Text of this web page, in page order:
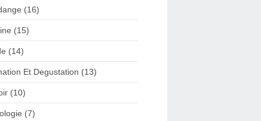
(16)
(15)
(14)
Et Degustation (13)
(10)
(7)